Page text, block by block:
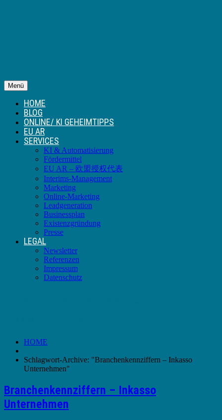
Menü
HOME
BLOG
ONLINE/ KI GEHEIMTIPPS
EU AR
SERVICES
KI & Automatisierung
Fördermittel
EU AR – 欧盟授权代表
Interims-Management
Marketing
Online-Marketing
Leadgeneration
Businessplan
Existenzgründung
Presse
LEGAL
Newsletter
Referenzen
Impressum
Datenschutz
HOME
Schlagwort-Archive: "Branchenkennziffern – Inkasso
Unternehmen"
Branchenkennziffern – Inkasso
Unternehmen